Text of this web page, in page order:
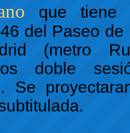
que tiene
del Paseo
(metro
doble
Se